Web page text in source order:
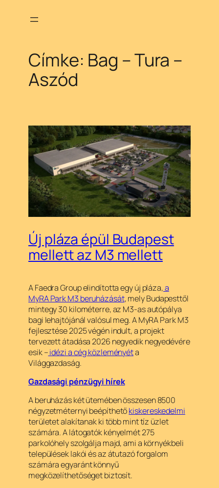
Címke: Bag – Tura –
Aszód
Új pláza épül Budapest
mellett az M3 mellett
A Faedra Group elindította egy új pláza,a
MyRA Park M3 beruházását, mely Budapesttől
mintegy 30 kilométerre, az M3-as autópálya
bagi lehajtójánál valósul meg. A MyRA Park M3
fejlesztése 2025 végén indult, a projekt
tervezett átadása 2026 negyedik negyedévére
esik –idézi a cég közleményéta
Világgazdaság.
Gazdasági pénzügyi hírek
A beruházás két ütemében összesen 8500
négyzetméternyi beépíthetőkiskereskedelmi
területet alakítanak ki több mint tíz üzlet
számára. A látogatók kényelmét 275
parkolóhely szolgálja majd, ami a környékbeli
települések lakói és az átutazó forgalom
számára egyaránt könnyű
megközelíthetőséget biztosít.